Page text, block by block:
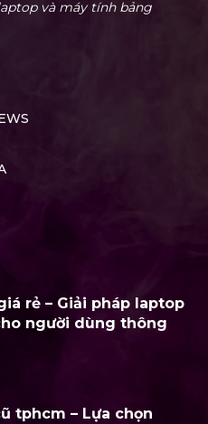
và máy tính bảng
rẻ – Giải pháp laptop
người dùng thông
tphcm – Lựa chọn